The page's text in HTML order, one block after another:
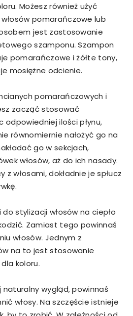
Możesz również użyć
pomarańczowe lub
jest zastosowanie
szamponu. Szampon
pomarańczowe i żółte tony,
mosiężne odcienie.
pomarańczowych i
zacząć stosować
odpowiedniej ilości płynu,
równomiernie nałożyć go na
go w sekcjach,
włosów, aż do ich nasady.
z włosami, dokładnie je spłucz
stylizacji włosów na ciepło
Zamiast tego powinnaś
włosów. Jednym z
na to jest stosowanie
koloru.
naturalny wygląd, powinnaś
włosy. Na szczęście istnieje